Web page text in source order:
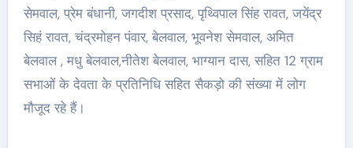
सेमवाल, प्रेम बंधानी, जगदीश प्रसाद, पृथ्विपाल सिंह रावत, जयेंद्र
सिहं रावत, चंद्रमोहन पंवार, बेलवाल, भूवनेश सेमवाल, अमित
बेलवाल , मधु बेलवाल,नीतेश बेलवाल, भाग्यान दास, सहित 12 ग्राम
सभाओं के देवता के प्रतिनिधि सहित सैकड़ो की संख्या में लोग
मौजूद रहे हैं।